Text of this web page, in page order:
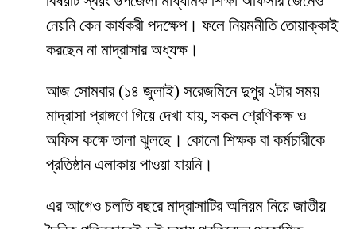
নেয়নি কেন কার্যকরী পদক্ষেপ। ফলে নিয়মনীতি তোয়াক্কাই
করছেন না মাদ্রাসার অধ্যক্ষ।
আজ সোমবার (১৪ জুলাই) সরেজমিনে দুপুর ২টার সময়
মাদ্রাসা প্রাঙ্গণে গিয়ে দেখা যায়, সকল শ্রেণিকক্ষ ও
অফিস কক্ষে তালা ঝুলছে। কোনো শিক্ষক বা কর্মচারীকে
প্রতিষ্ঠান এলাকায় পাওয়া যায়নি।
এর আগেও চলতি বছরে মাদ্রাসাটির অনিয়ম নিয়ে জাতীয়